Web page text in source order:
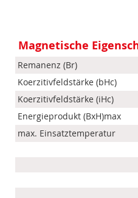
Magnetische
Remanenz (Br)
Koerzitivfeldstärke (bHc)
Koerzitivfeldstärke (iHc)
Energieprodukt (BxH)max
max. Einsatztemperatur